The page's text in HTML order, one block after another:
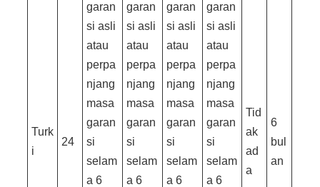
Turk
i
24
garan
si asli
atau
perpa
njang
masa
garan
si
selam
a 6
garan
si asli
atau
perpa
njang
masa
garan
si
selam
a 6
garan
si asli
atau
perpa
njang
masa
garan
si
selam
a 6
garan
si asli
atau
perpa
njang
masa
garan
si
selam
a 6
Tid
ak
ad
a
6
bul
an